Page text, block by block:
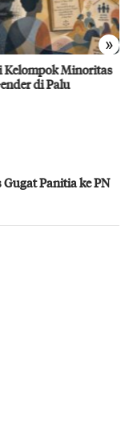
»
Kapasitas Warga
Hadapi Potensi
Gugat Panitia ke PN